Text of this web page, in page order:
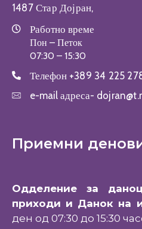
1487 Стар Дојран,
Работно време
Пон – Петок
07:30 – 15:30
Телефон +389 34 225
e-mail адреса-
Приемни
Одделение за
приходи и Данок на
ден од 07:30 до 15:30